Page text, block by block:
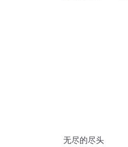
无尽的尽头